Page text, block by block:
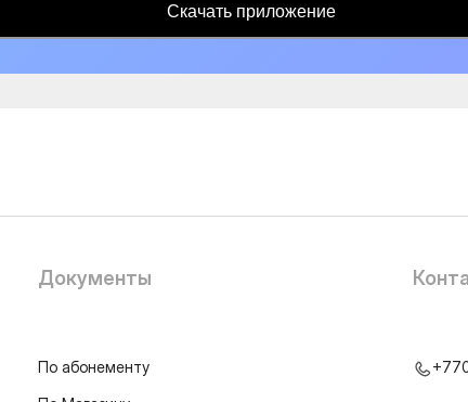
Скачать приложение
Документы
По абонементу